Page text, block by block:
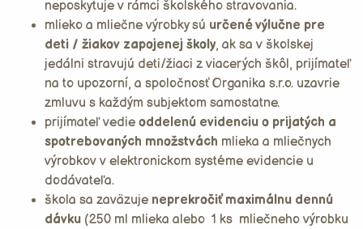
neposkytuje v rámci školského stravovania.
mlieko a mliečne výrobky sú určené výlučne pre
deti / žiakov zapojenej školy, ak sa v školskej
jedálni stravujú deti/žiaci z viacerých škôl, prijímateľ
na to upozorní, a spoločnosť Organika s.r.o. uzavrie
zmluvu s každým subjektom samostatne.
prijímateľ vedie oddelenú evidenciu o prijatých a
spotrebovaných množstvách mlieka a mliečnych
výrobkov v elektronickom systéme evidencie u
dodávateľa.
škola sa zaväzuje neprekročiť maximálnu dennú
dávku (250 ml mlieka alebo 1 ks mliečneho výrobku